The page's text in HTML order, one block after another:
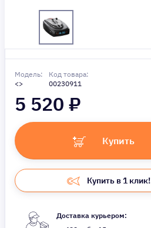
Модель:
<>
Код товара:
00230911
5 520 ₽
Купить
Купить в 1 клик!
Доставка курьером: